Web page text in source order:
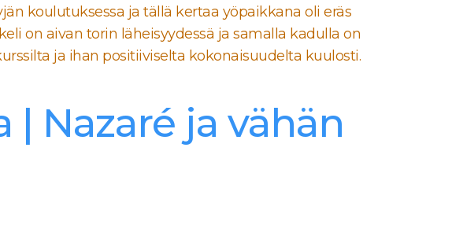
koulutuksessa ja tällä kertaa yöpaikkana oli eräs
on aivan torin läheisyydessä ja samalla kadulla on
ja ihan positiiviselta kokonaisuudelta kuulosti.
Nazaré ja vähän